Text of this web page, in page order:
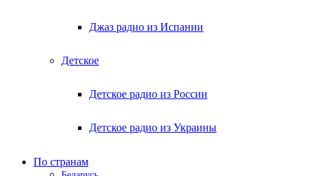
Джаз радио из Испании
Детское
Детское радио из России
Детское радио из Украины
По странам